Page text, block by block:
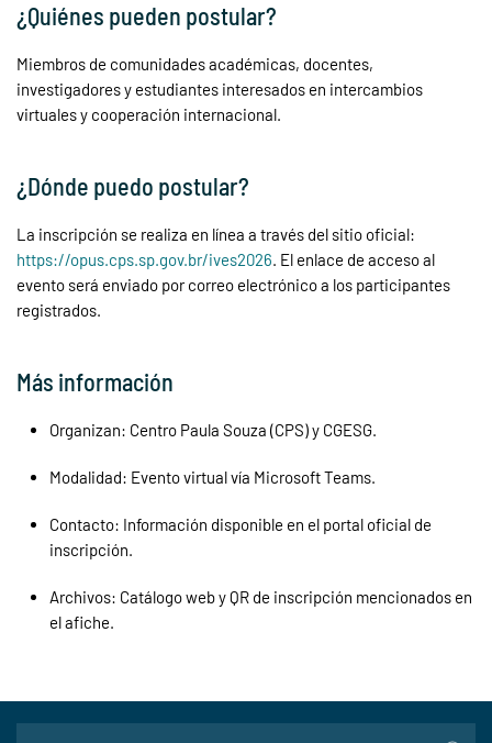
¿Quiénes pueden postular?
Miembros de comunidades académicas, docentes,
investigadores y estudiantes interesados en intercambios
virtuales y cooperación internacional.
¿Dónde puedo postular?
La inscripción se realiza en línea a través del sitio oficial:
https://opus.cps.sp.gov.br/ives2026. El enlace de acceso al
evento será enviado por correo electrónico a los participantes
registrados.
Más información
Organizan: Centro Paula Souza (CPS) y CGESG.
Modalidad: Evento virtual vía Microsoft Teams.
Contacto: Información disponible en el portal oficial de
inscripción.
Archivos: Catálogo web y QR de inscripción mencionados en
el afiche.